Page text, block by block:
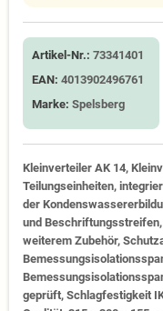
Artikel-Nr.: 73341401
EAN: 4013902496761
Marke: Spelsberg
Kleinverteiler AK 14,
Teilungseinheiten,
der
und
weiterem Zubehör,
geprüft, Schlagfestigkeit